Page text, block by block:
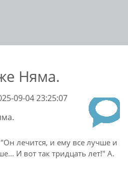
Няма.
09-04 23:25:07
лечится, и ему все лучше и
И вот так тридцать лет!" А.